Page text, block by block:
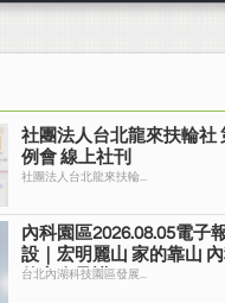
社團法人台北龍來扶輪社
例會 線上社刊
社團法人台北龍來扶輪...
內科園區2026.08.05電子
設｜宏明麗山 家的靠山
的安全承諾
台北內湖科技園區發展...